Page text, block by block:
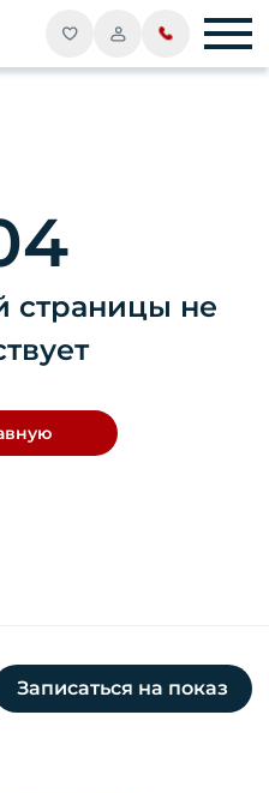
страницы не
Записаться на показ